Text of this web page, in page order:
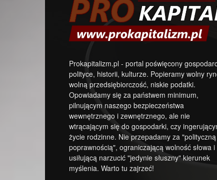
Prokapitalizm.pl - portal poświęcony
polityce, historii, kulturze. Popieramy wolny
wolną przedsiębiorczość, niskie podatki.
Opowiadamy się za państwem minimum,
pilnującym naszego bezpieczeństwa
wewnętrznego i zewnętrznego, ale nie
wtrącającym się do gospodarki, czy
życie rodzinne. Nie przepadamy za "polityczną
poprawnością", ograniczającą wolność słowa i
usiłującą narzucić "jedynie słuszny" kierunek
myślenia. Warto tu zajrzeć!